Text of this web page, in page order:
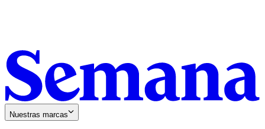
Nuestras marcas